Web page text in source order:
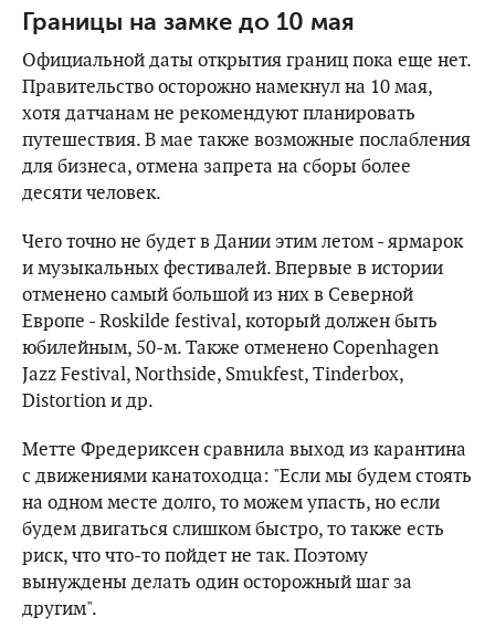
Границы на замке до 10 мая
Официальной даты открытия границ пока еще нет.
Правительство осторожно намекнул на 10 мая,
хотя датчанам не рекомендуют планировать
путешествия. В мае также возможные послабления
для бизнеса, отмена запрета на сборы более
десяти человек.
Чего точно не будет в Дании этим летом - ярмарок
и музыкальных фестивалей. Впервые в истории
отменено самый большой из них в Северной
Европе - Roskilde festival, который должен быть
юбилейным, 50-м. Также отменено Copenhagen
Jazz Festival, Northside, Smukfest, Tinderbox,
Distortion и др.
Метте Фредериксен сравнила выход из карантина
с движениями канатоходца: "Если мы будем стоять
на одном месте долго, то можем упасть, но если
будем двигаться слишком быстро, то также есть
риск, что что-то пойдет не так. Поэтому
вынуждены делать один осторожный шаг за
другим".